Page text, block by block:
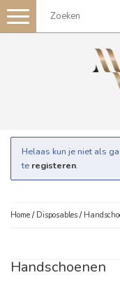
Toggle
navigation
Helaas kun je niet als
te registeren.
Home / Disposables /
Handschoenen